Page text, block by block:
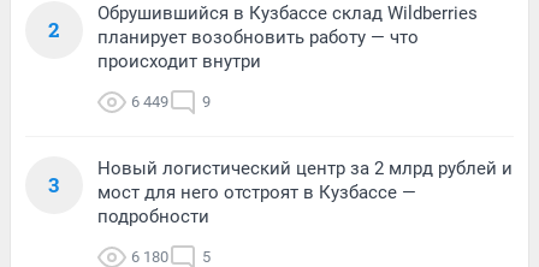
2
Обрушившийся в Кузбассе склад Wildberries
планирует возобновить работу — что
происходит внутри
6 449 9
3
Новый логистический центр за 2 млрд рублей и
мост для него отстроят в Кузбассе —
подробности
6 180 5